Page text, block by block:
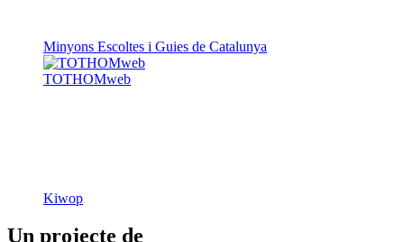
Generalitat de Catalunya